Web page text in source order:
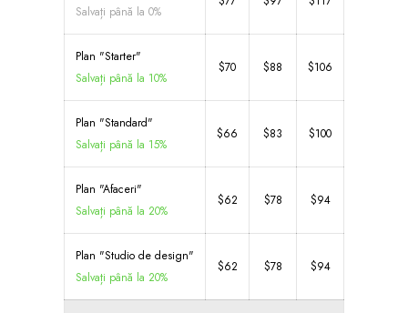
Salvați până la 0%
Plan "Starter"
Salvați până la 10%
$70 $88 $106
Plan "Standard"
Salvați până la 15%
$66 $83 $100
Plan "Afaceri"
Salvați până la 20%
$62 $78 $94
Plan "Studio de design"
Salvați până la 20%
$62 $78 $94